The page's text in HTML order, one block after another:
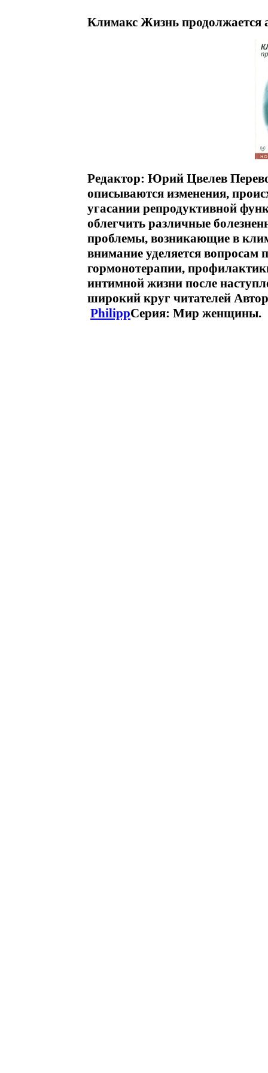
Климакс Жизнь продолжается
Редактор: Юрий Цвелев
описываются изменения,
угасании репродуктивной
облегчить различные
проблемы, возникающие в
внимание уделяется вопросам
гормонотерапии,
интимной жизни после
широкий круг читателей
PhilippСерия: Мир женщины.